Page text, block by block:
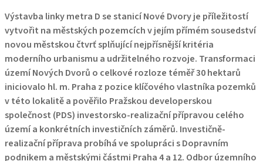
Výstavba linky metra D se stanicí Nové Dvory je příležitostí
vytvořit na městských pozemcích v jejím přímém sousedství
novou městskou čtvrť splňující nejpřísnější kritéria
moderního urbanismu a udržitelného rozvoje. Transformaci
území Nových Dvorů o celkové rozloze téměř 30 hektarů
iniciovalo hl. m. Praha z pozice klíčového vlastníka pozemků
v této lokalitě a pověřilo Pražskou developerskou
společnost (PDS) investorsko-realizační přípravou celého
území a konkrétních investičních záměrů. Investičně-
realizační příprava probíhá ve spolupráci s Dopravním
podnikem a městskými částmi Praha 4 a 12. Odbor územního